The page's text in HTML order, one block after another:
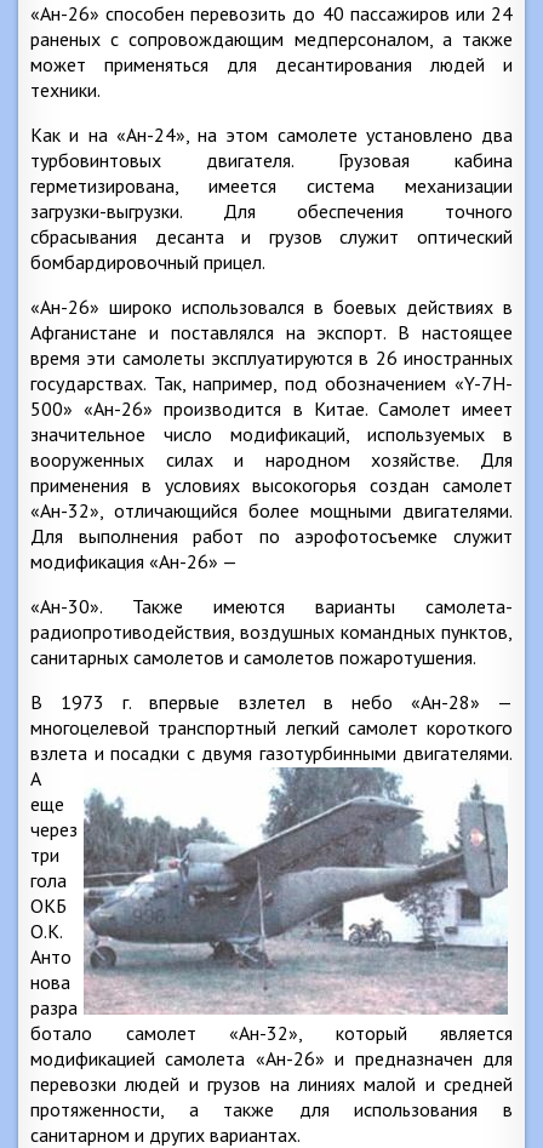
«Ан-26» способен перевозить до 40 пассажиров или 24
раненых с сопровождающим медперсоналом, а также
может применяться для десантирования людей и
техники.
Как и на «Ан-24», на этом самолете установлено два
турбовинтовых двигателя. Грузовая кабина
герметизирована, имеется система механизации
загрузки-выгрузки. Для обеспечения точного
сбрасывания десанта и грузов служит оптический
бомбардировочный прицел.
«Ан-26» широко использовался в боевых действиях в
Афганистане и поставлялся на экспорт. В настоящее
время эти самолеты эксплуатируются в 26 иностранных
государствах. Так, например, под обозначением «Y-7H-
500» «Ан-26» производится в Китае. Самолет имеет
значительное число модификаций, используемых в
вооруженных силах и народном хозяйстве. Для
применения в условиях высокогорья создан самолет
«Ан-32», отличающийся более мощными двигателями.
Для выполнения работ по аэрофотосъемке служит
модификация «Ан-26» —
«Ан-30». Также имеются варианты самолета-
радиопротиводействия, воздушных командных пунктов,
санитарных самолетов и самолетов пожаротушения.
В 1973 г. впервые взлетел в небо «Ан-28» —
многоцелевой транспортный легкий самолет короткого
взлета и посадки с двумя газотурбинными двигателями.
А
еще
через
три
гола
ОКБ
O.K.
Анто
нова
разра
ботало самолет «Ан-32», который является
модификацией самолета «Ан-26» и предназначен для
перевозки людей и грузов на линиях малой и средней
протяженности, а также для использования в
санитарном и других вариантах.